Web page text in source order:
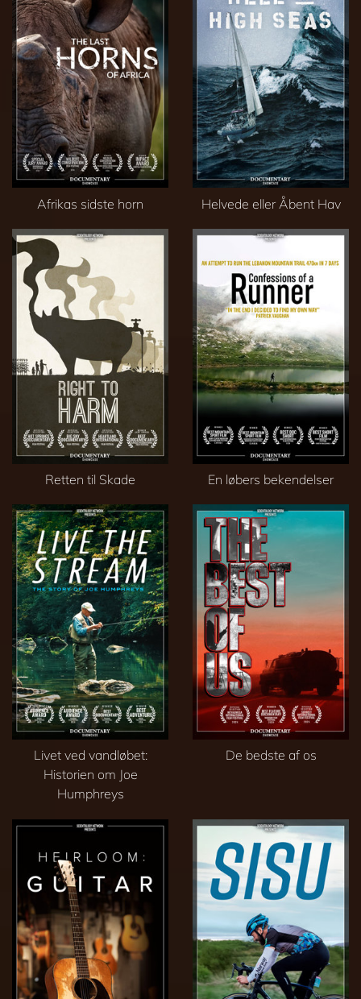
Afrikas sidste horn Helvede eller Åbent Hav
Retten til Skade En løbers bekendelser
Livet ved vandløbet:
Historien om Joe
Humphreys
De bedste af os